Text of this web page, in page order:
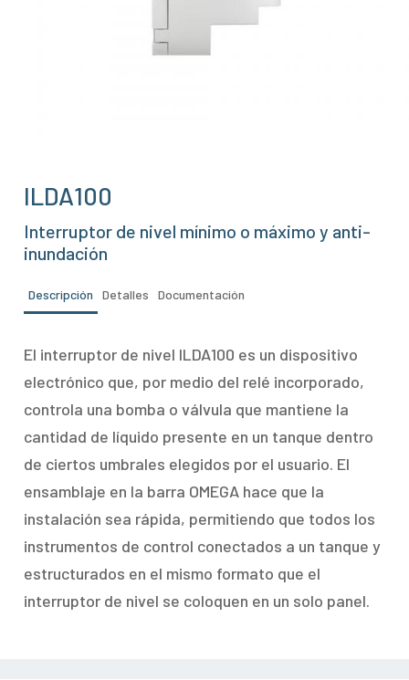
ILDA100
Interruptor de nivel mínimo o máximo y anti-
inundación
Descripción Detalles Documentación
El interruptor de nivel ILDA100 es un dispositivo
electrónico que, por medio del relé incorporado,
controla una bomba o válvula que mantiene la
cantidad de líquido presente en un tanque dentro
de ciertos umbrales elegidos por el usuario. El
ensamblaje en la barra OMEGA hace que la
instalación sea rápida, permitiendo que todos los
instrumentos de control conectados a un tanque y
estructurados en el mismo formato que el
interruptor de nivel se coloquen en un solo panel.